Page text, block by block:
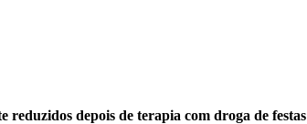
depois de terapia com droga de festas